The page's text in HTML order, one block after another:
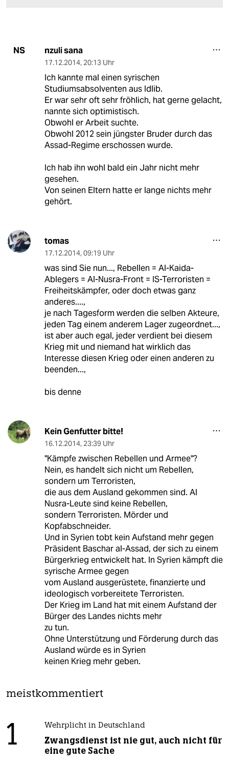
NS nzuli sana
17.12.2014, 20:13 Uhr
Ich kannte mal einen syrischen
Studiumsabsolventen aus Idlib.
Er war sehr oft sehr fröhlich, hat gerne gelacht,
nannte sich optimistisch.
Obwohl er Arbeit suchte.
Obwohl 2012 sein jüngster Bruder durch das
Assad-Regime erschossen wurde.
Ich hab ihn wohl bald ein Jahr nicht mehr
gesehen.
Von seinen Eltern hatte er lange nichts mehr
gehört.
tomas
17.12.2014, 09:19 Uhr
was sind Sie nun..., Rebellen = Al-Kaida-
Ablegers = Al-Nusra-Front = IS-Terroristen =
Freiheitskämpfer, oder doch etwas ganz
anderes....,
je nach Tagesform werden die selben Akteure,
jeden Tag einem anderem Lager zugeordnet...,
ist aber auch egal, jeder verdient bei diesem
Krieg mit und niemand hat wirklich das
Interesse diesen Krieg oder einen anderen zu
beenden...,
bis denne
Kein Genfutter bitte!
16.12.2014, 23:39 Uhr
"Kämpfe zwischen Rebellen und Armee"?
Nein, es handelt sich nicht um Rebellen,
sondern um Terroristen,
die aus dem Ausland gekommen sind. Al
Nusra-Leute sind keine Rebellen,
sondern Terroristen. Mörder und
Kopfabschneider.
Und in Syrien tobt kein Aufstand mehr gegen
Präsident Baschar al-Assad, der sich zu einem
Bürgerkrieg entwickelt hat. In Syrien kämpft die
syrische Armee gegen
vom Ausland ausgerüstete, finanzierte und
ideologisch vorbereitete Terroristen.
Der Krieg im Land hat mit einem Aufstand der
Bürger des Landes nichts mehr
zu tun.
Ohne Unterstützung und Förderung durch das
Ausland würde es in Syrien
keinen Krieg mehr geben.
meistkommentiert
1 Wehrplicht in Deutschland
Zwangsdienst ist nie gut, auch nicht für
eine gute Sache